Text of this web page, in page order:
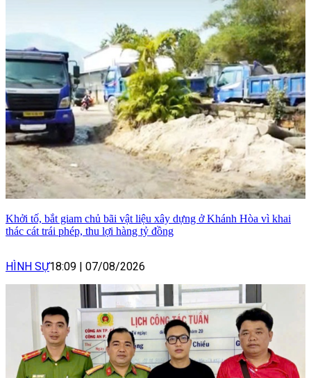
Khởi tố, bắt giam chủ bãi vật liệu xây dựng ở Khánh Hòa vì khai
thác cát trái phép, thu lợi hàng tỷ đồng
HÌNH SỰ18:09 | 07/08/2026